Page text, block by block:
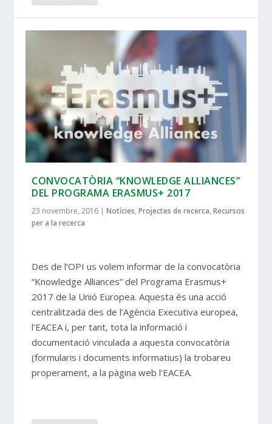
CONVOCATÒRIA “KNOWLEDGE ALLIANCES”
DEL PROGRAMA ERASMUS+ 2017
23 novembre, 2016 |Notícies,Projectes de recerca,Recursos
per a la recerca
Des de l’OPI us volem informar de la convocatòria
“Knowledge Alliances” del Programa Erasmus+
2017 de la Unió Europea. Aquesta és una acció
centralitzada des de l’Agència Executiva europea,
l’EACEA i, per tant, tota la informació i
documentació vinculada a aquesta convocatòria
(formularis i documents informatius) la trobareu
properament, a la pàgina web l’EACEA.